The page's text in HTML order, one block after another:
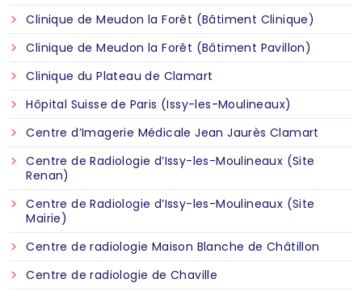
Clinique de Meudon la Forêt (Bâtiment Clinique)
Clinique de Meudon la Forêt (Bâtiment Pavillon)
Clinique du Plateau de Clamart
Hôpital Suisse de Paris (Issy-les-Moulineaux)
Centre d’Imagerie Médicale Jean Jaurès Clamart
Centre de Radiologie d’Issy-les-Moulineaux (Site
Renan)
Centre de Radiologie d’Issy-les-Moulineaux (Site
Mairie)
Centre de radiologie Maison Blanche de Châtillon
Centre de radiologie de Chaville